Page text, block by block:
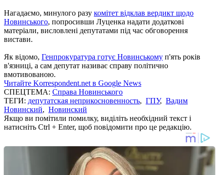
Нагадаємо, минулого разу комітет відклав вердикт щодо
Новинського, попросивши Луценка надати додаткові
матеріали, висловлені депутатами під час обговорення
вистави.
Як відомо, Генпрокуратура готує Новинському п'ять років
в'язниці, а сам депутат називає справу політично
вмотивованою.
Читайте Korrespondent.net в Google News
СПЕЦТЕМА: Справа Новинського
ТЕГИ: депутатская неприкосновенность, ГПУ, Вадим
Новинский, Новинский
Якщо ви помітили помилку, виділіть необхідний текст і
натисніть Ctrl + Enter, щоб повідомити про це редакцію.